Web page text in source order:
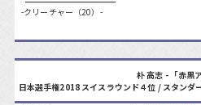
-クリーチャー（20）-
朴 高志 - 「赤黒
日本選手権2018 スイスラウンド４位 / スタン